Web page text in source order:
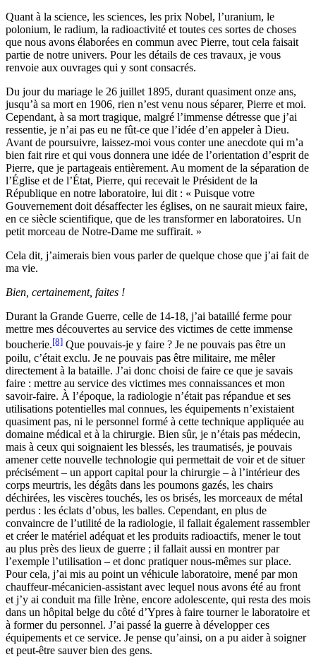
Quant à la science, les sciences, les prix Nobel, l’uranium, le
polonium, le radium, la radioactivité et toutes ces sortes de choses
que nous avons élaborées en commun avec Pierre, tout cela faisait
partie de notre univers. Pour les détails de ces travaux, je vous
renvoie aux ouvrages qui y sont consacrés.
Du jour du mariage le 26 juillet 1895, durant quasiment onze ans,
jusqu’à sa mort en 1906, rien n’est venu nous séparer, Pierre et moi.
Cependant, à sa mort tragique, malgré l’immense détresse que j’ai
ressentie, je n’ai pas eu ne fût-ce que l’idée d’en appeler à Dieu.
Avant de poursuivre, laissez-moi vous conter une anecdote qui m’a
bien fait rire et qui vous donnera une idée de l’orientation d’esprit de
Pierre, que je partageais entièrement. Au moment de la séparation de
l’Église et de l’État, Pierre, qui recevait le Président de la
République en notre laboratoire, lui dit : « Puisque votre
Gouvernement doit désaffecter les églises, on ne saurait mieux faire,
en ce siècle scientifique, que de les transformer en laboratoires. Un
petit morceau de Notre-Dame me suffirait. »
Cela dit, j’aimerais bien vous parler de quelque chose que j’ai fait de
ma vie.
Bien, certainement, faites !
Durant la Grande Guerre, celle de 14-18, j’ai bataillé ferme pour
mettre mes découvertes au service des victimes de cette immense
boucherie.[8] Que pouvais-je y faire ? Je ne pouvais pas être un
poilu, c’était exclu. Je ne pouvais pas être militaire, me mêler
directement à la bataille. J’ai donc choisi de faire ce que je savais
faire : mettre au service des victimes mes connaissances et mon
savoir-faire. À l’époque, la radiologie n’était pas répandue et ses
utilisations potentielles mal connues, les équipements n’existaient
quasiment pas, ni le personnel formé à cette technique appliquée au
domaine médical et à la chirurgie. Bien sûr, je n’étais pas médecin,
mais à ceux qui soignaient les blessés, les traumatisés, je pouvais
amener cette nouvelle technologie qui permettait de voir et de situer
précisément – un apport capital pour la chirurgie – à l’intérieur des
corps meurtris, les dégâts dans les poumons gazés, les chairs
déchirées, les viscères touchés, les os brisés, les morceaux de métal
perdus : les éclats d’obus, les balles. Cependant, en plus de
convaincre de l’utilité de la radiologie, il fallait également rassembler
et créer le matériel adéquat et les produits radioactifs, mener le tout
au plus près des lieux de guerre ; il fallait aussi en montrer par
l’exemple l’utilisation – et donc pratiquer nous-mêmes sur place.
Pour cela, j’ai mis au point un véhicule laboratoire, mené par mon
chauffeur-mécanicien-assistant avec lequel nous avons été au front
et j’y ai conduit ma fille Irène, encore adolescente, qui resta des mois
dans un hôpital belge du côté d’Ypres à faire tourner le laboratoire et
à former du personnel. J’ai passé la guerre à développer ces
équipements et ce service. Je pense qu’ainsi, on a pu aider à soigner
et peut-être sauver bien des gens.